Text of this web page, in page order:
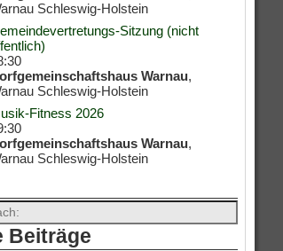
Schleswig-Holstein
Sitzung (nicht
Warnau,
Schleswig-Holstein
Fitness 2026
Warnau,
Schleswig-Holstein
Beiträge